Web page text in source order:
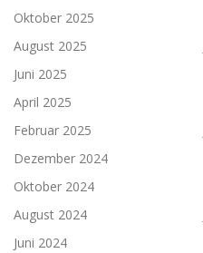
Oktober 2025
August 2025
Juni 2025
April 2025
Februar 2025
Dezember 2024
Oktober 2024
August 2024
Juni 2024